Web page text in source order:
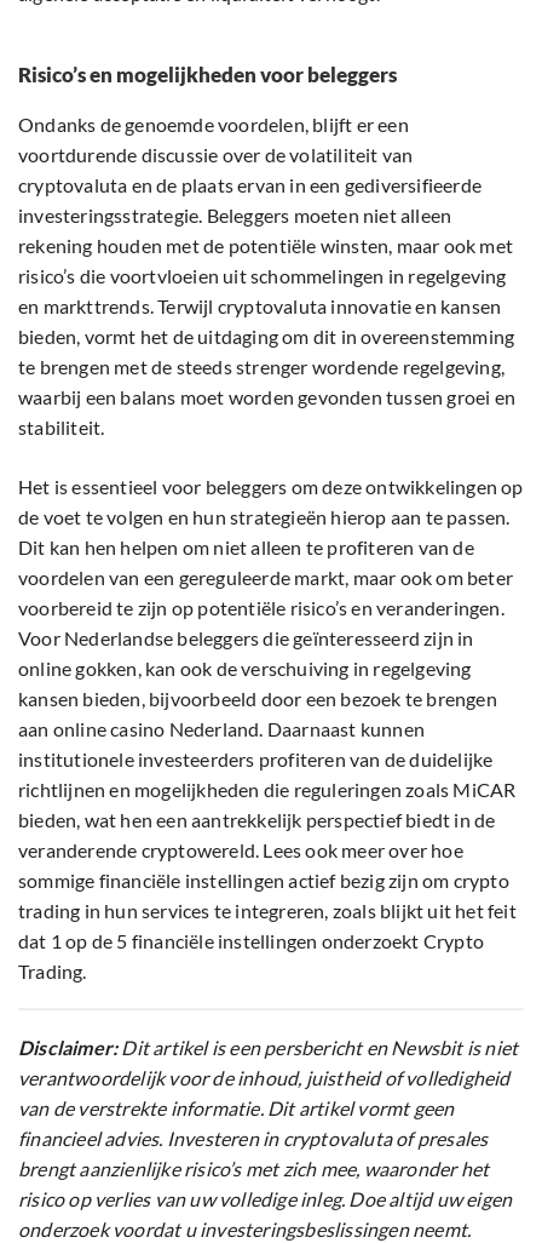
Risico’s en mogelijkheden voor beleggers
Ondanks de genoemde voordelen, blijft er een
voortdurende discussie over de volatiliteit van
cryptovaluta en de plaats ervan in een gediversifieerde
investeringsstrategie. Beleggers moeten niet alleen
rekening houden met de potentiële winsten, maar ook met
risico’s die voortvloeien uit schommelingen in regelgeving
en markttrends. Terwijl cryptovaluta innovatie en kansen
bieden, vormt het de uitdaging om dit in overeenstemming
te brengen met de steeds strenger wordende regelgeving,
waarbij een balans moet worden gevonden tussen groei en
stabiliteit.
Het is essentieel voor beleggers om deze ontwikkelingen op
de voet te volgen en hun strategieën hierop aan te passen.
Dit kan hen helpen om niet alleen te profiteren van de
voordelen van een gereguleerde markt, maar ook om beter
voorbereid te zijn op potentiële risico’s en veranderingen.
Voor Nederlandse beleggers die geïnteresseerd zijn in
online gokken, kan ook de verschuiving in regelgeving
kansen bieden, bijvoorbeeld door een bezoek te brengen
aan online casino Nederland. Daarnaast kunnen
institutionele investeerders profiteren van de duidelijke
richtlijnen en mogelijkheden die reguleringen zoals MiCAR
bieden, wat hen een aantrekkelijk perspectief biedt in de
veranderende cryptowereld. Lees ook meer over hoe
sommige financiële instellingen actief bezig zijn om crypto
trading in hun services te integreren, zoals blijkt uit het feit
dat 1 op de 5 financiële instellingen onderzoekt Crypto
Trading.
Disclaimer:Dit artikel is een persbericht en Newsbit is niet
verantwoordelijk voor de inhoud, juistheid of volledigheid
van de verstrekte informatie. Dit artikel vormt geen
financieel advies. Investeren in cryptovaluta of presales
brengt aanzienlijke risico’s met zich mee, waaronder het
risico op verlies van uw volledige inleg. Doe altijd uw eigen
onderzoek voordat u investeringsbeslissingen neemt.